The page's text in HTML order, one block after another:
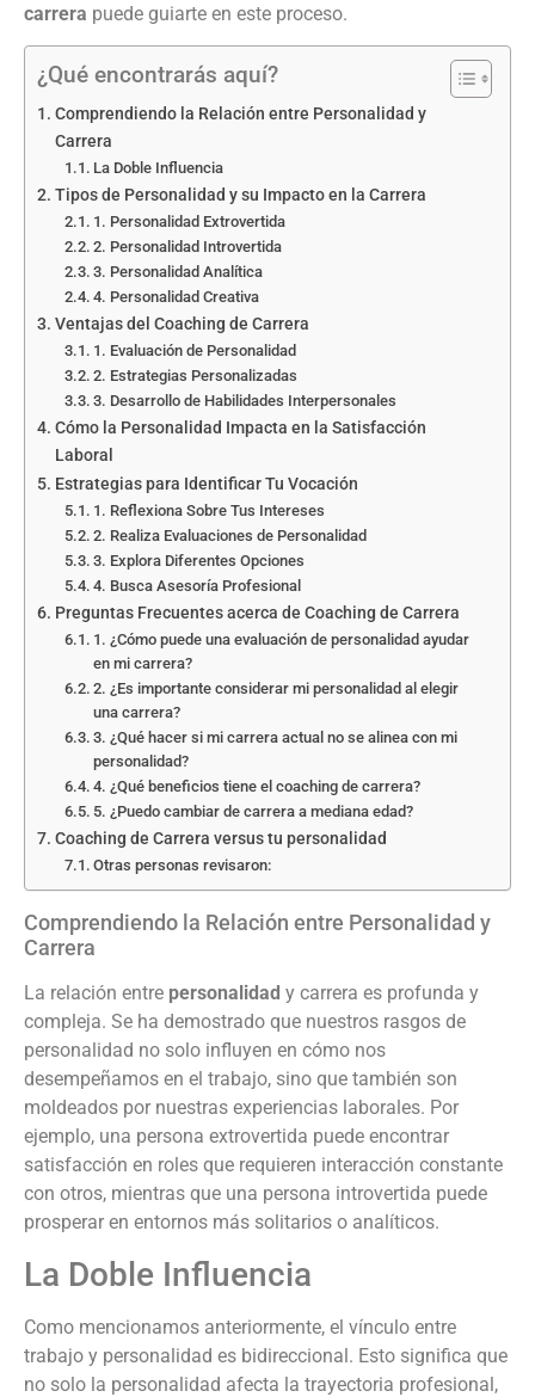
carrera puede guiarte en este proceso.
¿Qué encontrarás aquí?
Comprendiendo la Relación entre Personalidad y
Carrera
La Doble Influencia
Tipos de Personalidad y su Impacto en la Carrera
1. Personalidad Extrovertida
2. Personalidad Introvertida
3. Personalidad Analítica
4. Personalidad Creativa
Ventajas del Coaching de Carrera
1. Evaluación de Personalidad
2. Estrategias Personalizadas
3. Desarrollo de Habilidades Interpersonales
Cómo la Personalidad Impacta en la Satisfacción
Laboral
Estrategias para Identificar Tu Vocación
1. Reflexiona Sobre Tus Intereses
2. Realiza Evaluaciones de Personalidad
3. Explora Diferentes Opciones
4. Busca Asesoría Profesional
Preguntas Frecuentes acerca de Coaching de Carrera
1. ¿Cómo puede una evaluación de personalidad ayudar
en mi carrera?
2. ¿Es importante considerar mi personalidad al elegir
una carrera?
3. ¿Qué hacer si mi carrera actual no se alinea con mi
personalidad?
4. ¿Qué beneficios tiene el coaching de carrera?
5. ¿Puedo cambiar de carrera a mediana edad?
Coaching de Carrera versus tu personalidad
Otras personas revisaron:
Comprendiendo la Relación entre Personalidad y
Carrera
La relación entre personalidad y carrera es profunda y
compleja. Se ha demostrado que nuestros rasgos de
personalidad no solo influyen en cómo nos
desempeñamos en el trabajo, sino que también son
moldeados por nuestras experiencias laborales. Por
ejemplo, una persona extrovertida puede encontrar
satisfacción en roles que requieren interacción constante
con otros, mientras que una persona introvertida puede
prosperar en entornos más solitarios o analíticos.
La Doble Influencia
Como mencionamos anteriormente, el vínculo entre
trabajo y personalidad es bidireccional. Esto significa que
no solo la personalidad afecta la trayectoria profesional,